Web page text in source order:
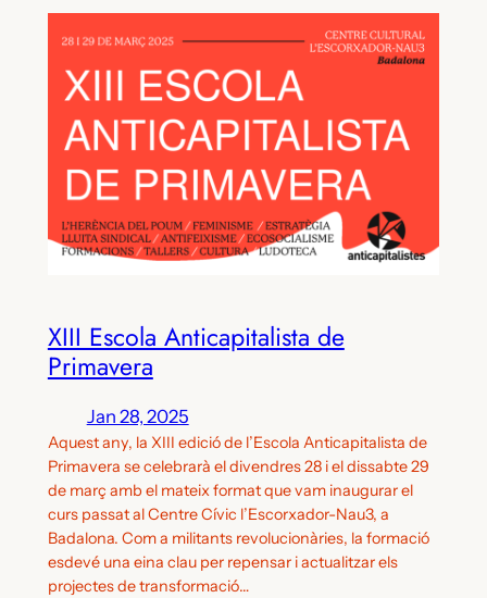
XIII Escola Anticapitalista de
Primavera
Jan 28, 2025
Aquest any, la XIII edició de l’Escola Anticapitalista de
Primavera se celebrarà el divendres 28 i el dissabte 29
de març amb el mateix format que vam inaugurar el
curs passat al Centre Cívic l’Escorxador-Nau3, a
Badalona. Com a militants revolucionàries, la formació
esdevé una eina clau per repensar i actualitzar els
projectes de transformació…